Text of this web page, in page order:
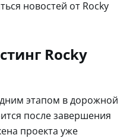
новостей от Rocky
Rocky
этапом в дорожной
после завершения
проекта уже